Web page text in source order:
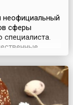
неофициальный
сферы
специалиста.
и
что в этот